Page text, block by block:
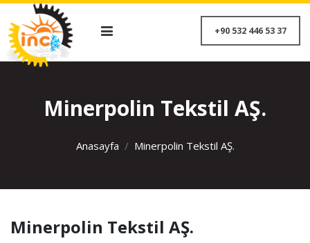
+90 532 446 53
Minerpolin Tekstil AŞ.
Anasayfa Minerpolin Tekstil AŞ.
Minerpolin Tekstil AŞ.